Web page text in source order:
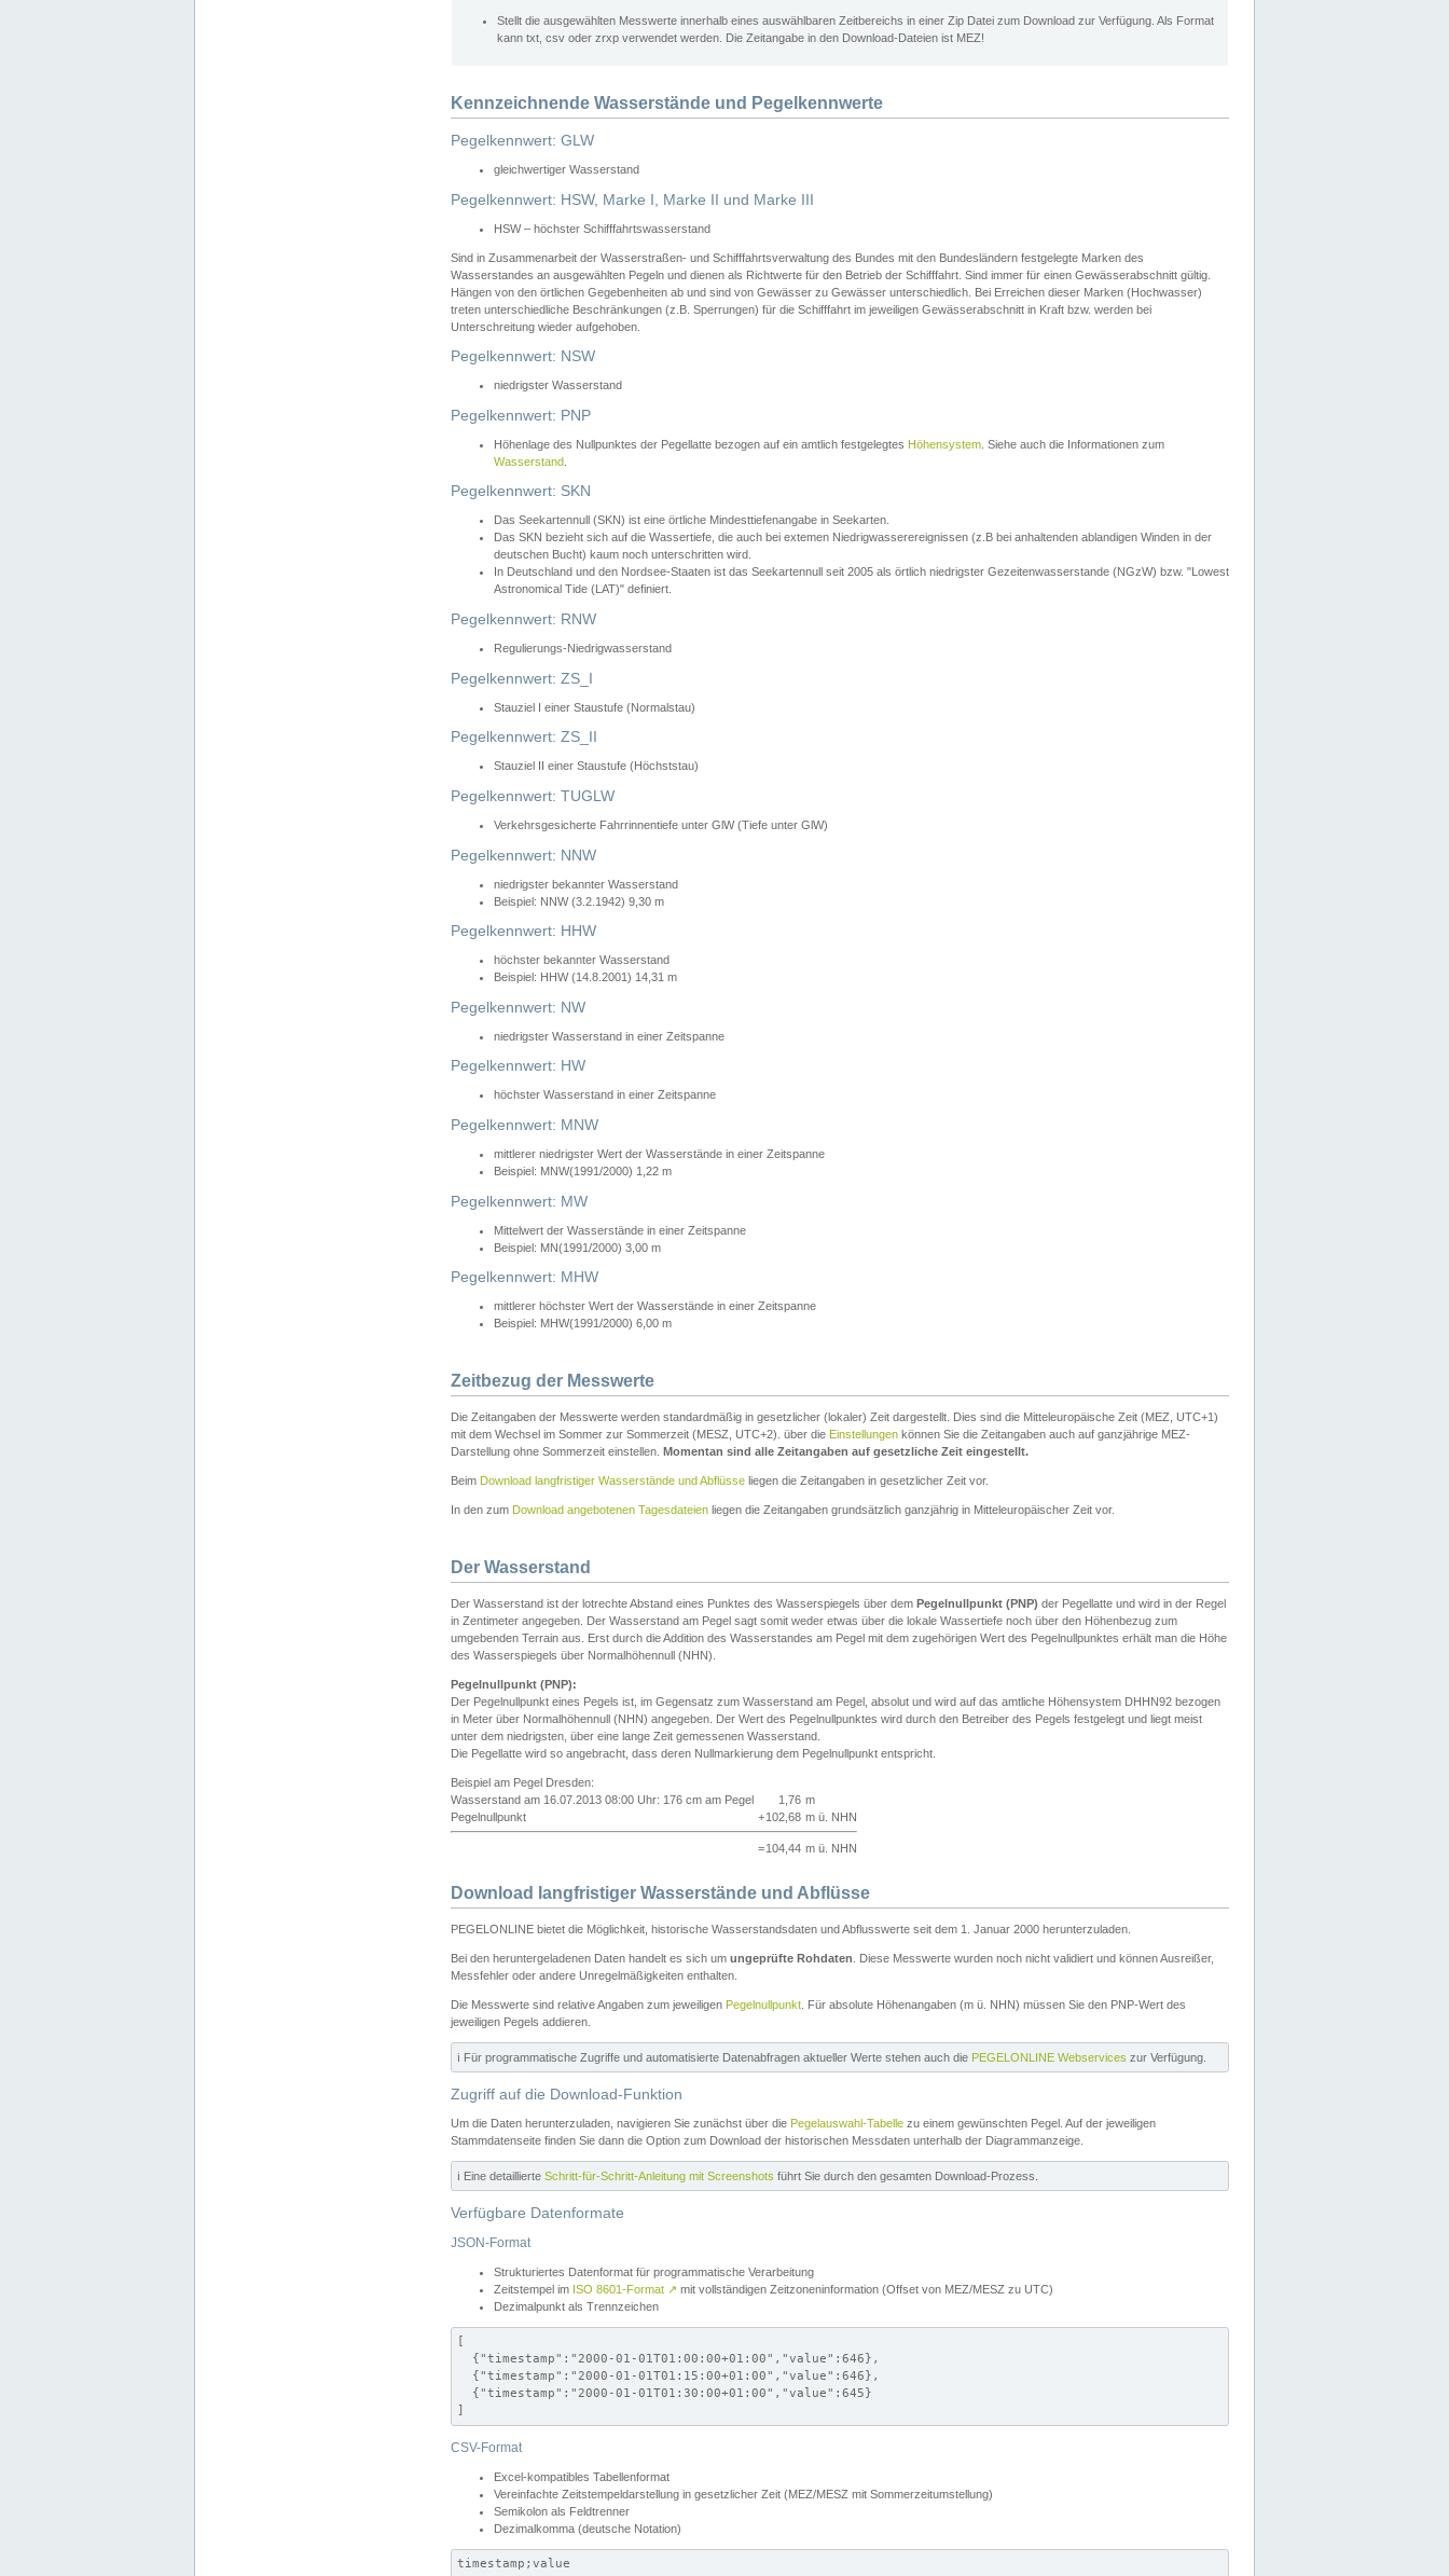
Stellt die ausgewählten Messwerte innerhalb eines auswählbaren Zeitbereichs in einer Zip Datei zum Download zur Verfügung. Als Format
kann txt, csv oder zrxp verwendet werden. Die Zeitangabe in den Download-Dateien ist MEZ!
Kennzeichnende Wasserstände und Pegelkennwerte
Pegelkennwert: GLW
gleichwertiger Wasserstand
Pegelkennwert: HSW, Marke I, Marke II und Marke III
HSW – höchster Schifffahrtswasserstand
Sind in Zusammenarbeit der Wasserstraßen- und Schifffahrtsverwaltung des Bundes mit den Bundesländern festgelegte Marken des
Wasserstandes an ausgewählten Pegeln und dienen als Richtwerte für den Betrieb der Schifffahrt. Sind immer für einen Gewässerabschnitt gültig.
Hängen von den örtlichen Gegebenheiten ab und sind von Gewässer zu Gewässer unterschiedlich. Bei Erreichen dieser Marken (Hochwasser)
treten unterschiedliche Beschränkungen (z.B. Sperrungen) für die Schifffahrt im jeweiligen Gewässerabschnitt in Kraft bzw. werden bei
Unterschreitung wieder aufgehoben.
Pegelkennwert: NSW
niedrigster Wasserstand
Pegelkennwert: PNP
Höhenlage des Nullpunktes der Pegellatte bezogen auf ein amtlich festgelegtes Höhensystem . Siehe auch die Informationen zum
Wasserstand
Pegelkennwert: SKN
Das Seekartennull (SKN) ist eine örtliche Mindesttiefenangabe in Seekarten.
Das SKN bezieht sich auf die Wassertiefe, die auch bei extemen Niedrigwasserereignissen (z.B bei anhaltenden ablandigen Winden in der
deutschen Bucht) kaum noch unterschritten wird.
In Deutschland und den Nordsee-Staaten ist das Seekartennull seit 2005 als örtlich niedrigster Gezeitenwasserstande (NGzW) bzw. "Lowest
Astronomical Tide (LAT)" definiert.
Pegelkennwert: RNW
Regulierungs-Niedrigwasserstand
Pegelkennwert: ZS_I
Stauziel I einer Staustufe (Normalstau)
Pegelkennwert: ZS_II
Stauziel II einer Staustufe (Höchststau)
Pegelkennwert: TUGLW
Verkehrsgesicherte Fahrrinnentiefe unter GlW (Tiefe unter GlW)
Pegelkennwert: NNW
niedrigster bekannter Wasserstand
Beispiel: NNW (3.2.1942) 9,30 m
Pegelkennwert: HHW
höchster bekannter Wasserstand
Beispiel: HHW (14.8.2001) 14,31 m
Pegelkennwert: NW
niedrigster Wasserstand in einer Zeitspanne
Pegelkennwert: HW
höchster Wasserstand in einer Zeitspanne
Pegelkennwert: MNW
mittlerer niedrigster Wert der Wasserstände in einer Zeitspanne
Beispiel: MNW(1991/2000) 1,22 m
Pegelkennwert: MW
Mittelwert der Wasserstände in einer Zeitspanne
Beispiel: MN(1991/2000) 3,00 m
Pegelkennwert: MHW
mittlerer höchster Wert der Wasserstände in einer Zeitspanne
Beispiel: MHW(1991/2000) 6,00 m
Zeitbezug der Messwerte
Die Zeitangaben der Messwerte werden standardmäßig in gesetzlicher (lokaler) Zeit dargestellt. Dies sind die Mitteleuropäische Zeit (MEZ, UTC+1)
mit dem Wechsel im Sommer zur Sommerzeit (MESZ, UTC+2). über die Einstellungen können Sie die Zeitangaben auch auf ganzjährige MEZ-
Darstellung ohne Sommerzeit einstellen. Momentan sind alle Zeitangaben auf gesetzliche Zeit eingestellt.
Beim Download langfristiger Wasserstände und Abflüsse liegen die Zeitangaben in gesetzlicher Zeit vor.
In den zum Download angebotenen Tagesdateien liegen die Zeitangaben grundsätzlich ganzjährig in Mitteleuropäischer Zeit vor.
Der Wasserstand
Der Wasserstand ist der lotrechte Abstand eines Punktes des Wasserspiegels über dem Pegelnullpunkt (PNP) der Pegellatte und wird in der Regel
in Zentimeter angegeben. Der Wasserstand am Pegel sagt somit weder etwas über die lokale Wassertiefe noch über den Höhenbezug zum
umgebenden Terrain aus. Erst durch die Addition des Wasserstandes am Pegel mit dem zugehörigen Wert des Pegelnullpunktes erhält man die Höhe
des Wasserspiegels über Normalhöhennull (NHN).
Pegelnullpunkt (PNP):
Der Pegelnullpunkt eines Pegels ist, im Gegensatz zum Wasserstand am Pegel, absolut und wird auf das amtliche Höhensystem DHHN92 bezogen
in Meter über Normalhöhennull (NHN) angegeben. Der Wert des Pegelnullpunktes wird durch den Betreiber des Pegels festgelegt und liegt meist
unter dem niedrigsten, über eine lange Zeit gemessenen Wasserstand.
Die Pegellatte wird so angebracht, dass deren Nullmarkierung dem Pegelnullpunkt entspricht.
Beispiel am Pegel Dresden:
Wasserstand am 16.07.2013 08:00 Uhr: 176 cm am Pegel
1,76 m
Pegelnullpunkt
+102,68 m ü. NHN
=104,44 m ü. NHN
Download langfristiger Wasserstände und Abflüsse
PEGELONLINE bietet die Möglichkeit, historische Wasserstandsdaten und Abflusswerte seit dem 1. Januar 2000 herunterzuladen.
Bei den heruntergeladenen Daten handelt es sich um ungeprüfte Rohdaten . Diese Messwerte wurden noch nicht validiert und können Ausreißer,
Messfehler oder andere Unregelmäßigkeiten enthalten.
Die Messwerte sind relative Angaben zum jeweiligen Pegelnullpunkt . Für absolute Höhenangaben (m ü. NHN) müssen Sie den PNP-Wert des
jeweiligen Pegels addieren.
ℹ️ Für programmatische Zugriffe und automatisierte Datenabfragen aktueller Werte stehen auch die PEGELONLINE Webservices zur Verfügung.
Zugriff auf die Download-Funktion
Um die Daten herunterzuladen, navigieren Sie zunächst über die Pegelauswahl-Tabelle zu einem gewünschten Pegel. Auf der jeweiligen
Stammdatenseite finden Sie dann die Option zum Download der historischen Messdaten unterhalb der Diagrammanzeige.
ℹ️ Eine detaillierte Schritt-für-Schritt-Anleitung mit Screenshots führt Sie durch den gesamten Download-Prozess.
Verfügbare Datenformate
JSON-Format
Strukturiertes Datenformat für programmatische Verarbeitung
Zeitstempel im ISO 8601-Format ↗ mit vollständigen Zeitzoneninformation (Offset von MEZ/MESZ zu UTC)
Dezimalpunkt als Trennzeichen
[
  {"timestamp":"2000-01-01T01:00:00+01:00","value":646},
  {"timestamp":"2000-01-01T01:15:00+01:00","value":646},
  {"timestamp":"2000-01-01T01:30:00+01:00","value":645}
]
CSV-Format
Excel-kompatibles Tabellenformat
Vereinfachte Zeitstempeldarstellung in gesetzlicher Zeit (MEZ/MESZ mit Sommerzeitumstellung)
Semikolon als Feldtrenner
Dezimalkomma (deutsche Notation)
timestamp;value